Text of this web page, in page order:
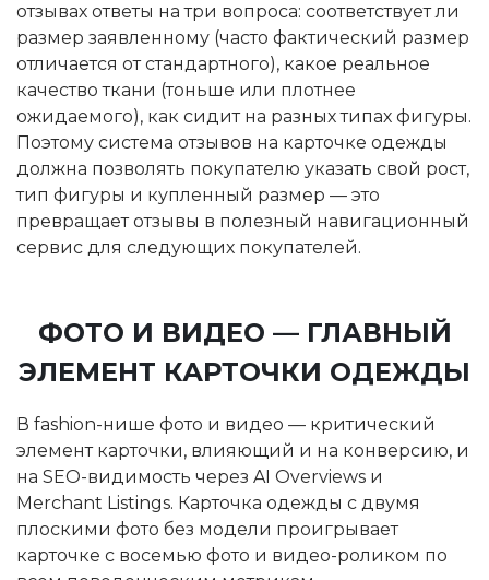
отзывах ответы на три вопроса: соответствует ли
размер заявленному (часто фактический размер
отличается от стандартного), какое реальное
качество ткани (тоньше или плотнее
ожидаемого), как сидит на разных типах фигуры.
Поэтому система отзывов на карточке одежды
должна позволять покупателю указать свой рост,
тип фигуры и купленный размер — это
превращает отзывы в полезный навигационный
сервис для следующих покупателей.
ФОТО И ВИДЕО — ГЛАВНЫЙ
ЭЛЕМЕНТ КАРТОЧКИ ОДЕЖДЫ
В fashion-нише фото и видео — критический
элемент карточки, влияющий и на конверсию, и
на SEO-видимость через AI Overviews и
Merchant Listings. Карточка одежды с двумя
плоскими фото без модели проигрывает
карточке с восемью фото и видео-роликом по